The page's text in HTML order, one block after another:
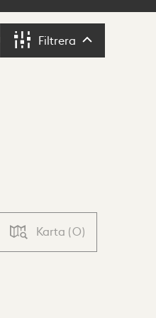
Filtrera Filtrera
Karta (0)